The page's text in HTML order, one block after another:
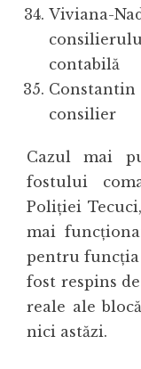
Viviana-
contabilă
consilier
Cazul mai
fostului
Poliției
mai
pentru
fost respins
reale ale
nici astăzi.